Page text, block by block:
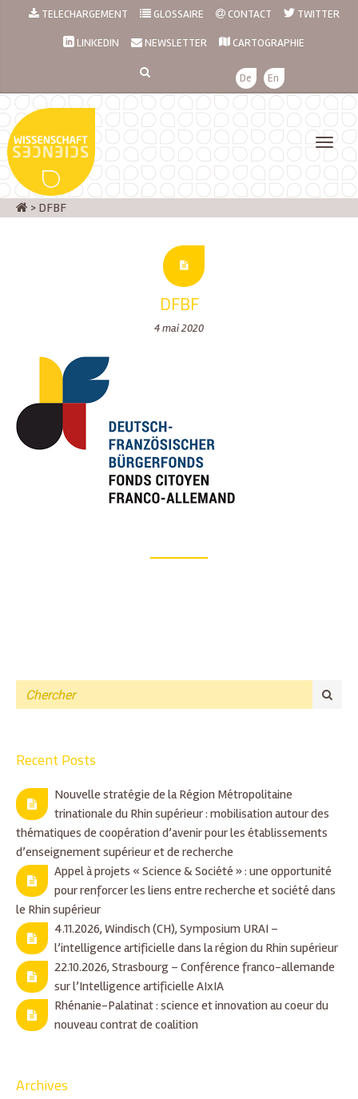
TELECHARGEMENT GLOSSAIRE CONTACT TWITTER
LINKEDIN NEWSLETTER CARTOGRAPHIE
De En
> DFBF
DFBF
4 mai 2020
Recent Posts
Nouvelle stratégie de la Région Métropolitaine
trinationale du Rhin supérieur : mobilisation autour des
thématiques de coopération d’avenir pour les établissements
d’enseignement supérieur et de recherche
Appel à projets « Science & Société » : une opportunité
pour renforcer les liens entre recherche et société dans
le Rhin supérieur
4.11.2026, Windisch (CH), Symposium URAI –
l’intelligence artificielle dans la région du Rhin supérieur
22.10.2026, Strasbourg – Conférence franco-allemande
sur l’Intelligence artificielle AIxIA
Rhénanie-Palatinat : science et innovation au coeur du
nouveau contrat de coalition
Archives